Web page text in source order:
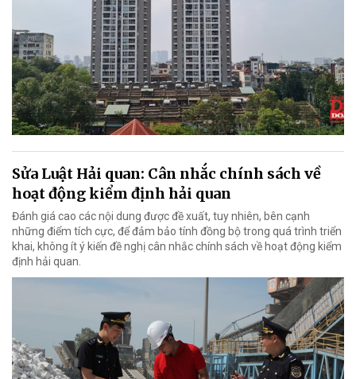
Sửa Luật Hải quan: Cân nhắc chính sách về
hoạt động kiểm định hải quan
Đánh giá cao các nội dung được đề xuất, tuy nhiên, bên cạnh
những điểm tích cực, để đảm bảo tính đồng bộ trong quá trình triển
khai, không ít ý kiến đề nghị cân nhắc chính sách về hoạt động kiểm
định hải quan.